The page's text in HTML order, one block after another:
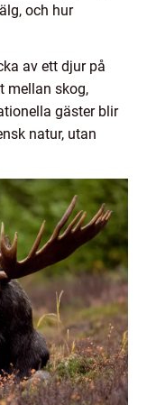
och hur
av ett djur på
mellan skog,
gäster blir
natur, utan